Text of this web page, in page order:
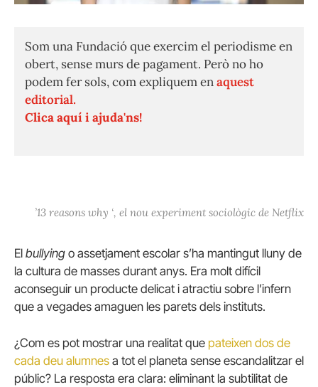
Som una Fundació que exercim el periodisme en
obert, sense murs de pagament. Però no ho
podem fer sols, com expliquem enaquest
editorial.
Clica aquí i ajuda'ns!
’13 reasons why ‘, el nou experiment sociològic de Netflix
El bullying o assetjament escolar s’ha mantingut lluny de
la cultura de masses durant anys. Era molt difícil
aconseguir un producte delicat i atractiu sobre l’infern
que a vegades amaguen les parets dels instituts.
¿Com es pot mostrar una realitat que pateixen dos de
cada deu alumnes a tot el planeta sense escandalitzar el
públic? La resposta era clara: eliminant la subtilitat de